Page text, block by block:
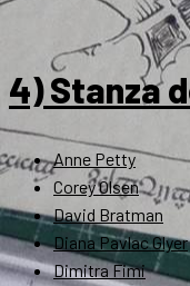
4) Stanza
Anne Petty
Corey Olsen
David Bratman
Diana Pavlac Glyer
Dimitra Fimi